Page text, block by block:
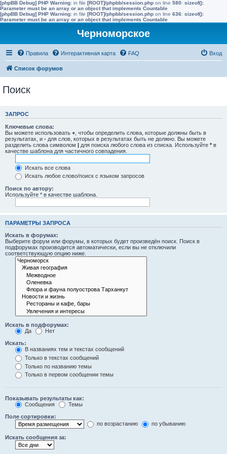
[phpBB Debug] PHP Warning: in file [ROOT]/phpbb/session.php on line 580: sizeof():
Parameter must be an array or an object that implements Countable
[phpBB Debug] PHP Warning: in file [ROOT]/phpbb/session.php on line 636: sizeof():
Parameter must be an array or an object that implements Countable
Черноморское
Правила Интерактивная карта FAQ Вход
Список форумов
Поиск
ЗАПРОС
Ключевые слова:
Вы можете использовать + , чтобы определить слова, которые должны быть в
результатах, и - для слов, которых в результатах быть не должно. Вы можете
разделить слова символом | для поиска любого слова из списка. Используйте * в
качестве шаблона для частичного совпадения.
Искать все слова
Искать любое слово/поиск с языком запросов
Поиск по автору:
Используйте * в качестве шаблона.
ПАРАМЕТРЫ ЗАПРОСА
Искать в форумах:
Выберите форум или форумы, в которых будет произведён поиск. Поиск в
подфорумах производится автоматически, если вы не отключили
соответствующую опцию ниже.
Искать в подфорумах:
Да
Нет
Искать:
В названиях тем и текстах сообщений
Только в текстах сообщений
Только по названию темы
Только в первом сообщении темы
Показывать результаты как:
Сообщения
Темы
Поле сортировки:
по возрастанию
по убыванию
Искать сообщения за: